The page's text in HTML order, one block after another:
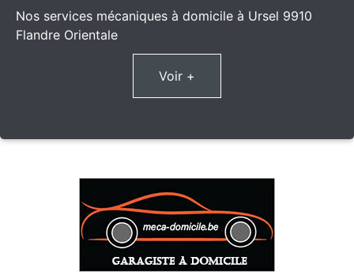
Nos services mécaniques à domicile à Ursel 9910
Flandre Orientale
Voir +